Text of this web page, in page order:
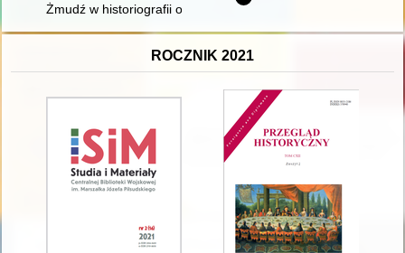
Żmudź w historiografii od XIX do początku XXI wieku. T. 1
ROCZNIK 2021